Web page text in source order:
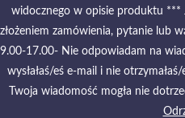
widocznego w opisie produktu ***
złożeniem zamówienia, pytanie lub
9.00-17.00- Nie odpowiadam na
wysłałaś/eś e-mail i nie
Twoja wiadomość mogła nie
OPRAWY –